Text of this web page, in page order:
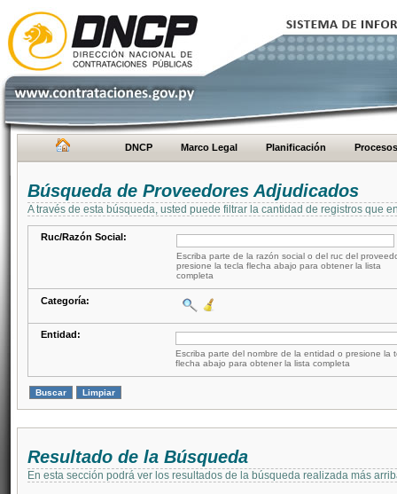
DNCP Marco Legal Planificación Procesos
Búsqueda de Proveedores Adjudicados
A través de esta búsqueda, usted puede filtrar la cantidad de registros que
Ruc/Razón Social:
Escriba parte de la razón social o del ruc del
presione la tecla flecha abajo para obtener la lista
completa
Categoría:
Entidad:
Escriba parte del nombre de la entidad o presione la
flecha abajo para obtener la lista completa
Resultado de la Búsqueda
En esta sección podrá ver los resultados de la búsqueda realizada más